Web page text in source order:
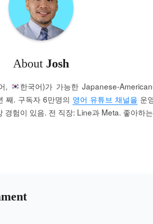
About Josh
,
한국어)가 가능한 Japanese-
째. 구독자 6만명의 영어 유튜브 채널을 운
경험이 있음. 전 직장: Line과 Meta. 좋아하